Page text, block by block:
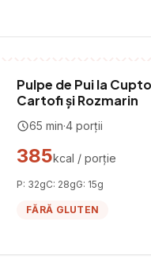
Pulpe de Pui la
Cartofi și Rozmarin
65 min·4 porții
385kcal / porție
P: 32gC: 28gG: 15g
FĂRĂ GLUTEN